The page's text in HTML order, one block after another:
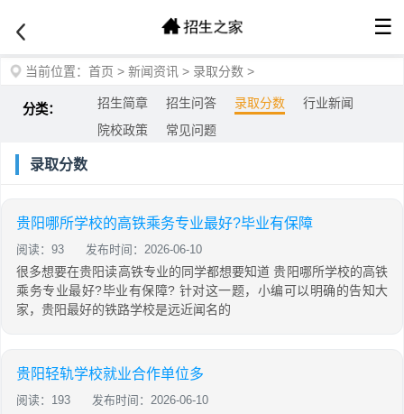
☰
当前位置： 首页 > 新闻资讯 > 录取分数 >
分类： 招生简章 招生问答 录取分数
行业新闻
院校政策
常见问题
录取分数
贵阳哪所学校的高铁乘务专业最好?毕业有保障
阅读：93 发布时间：2026-06-10
很多想要在贵阳读高铁专业的同学都想要知道 贵阳哪所学校的高铁
乘务专业最好?毕业有保障? 针对这一题，小编可以明确的告知大
家，贵阳最好的铁路学校是远近闻名的
贵阳轻轨学校就业合作单位多
阅读：193 发布时间：2026-06-10